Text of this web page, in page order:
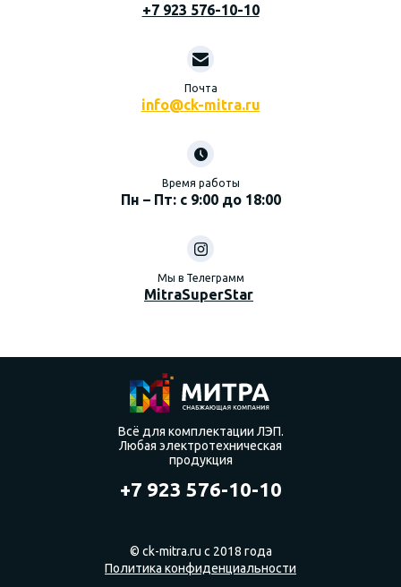
+7 923 576-10-10
Почта
info@ck-mitra.ru
Время работы
Пн – Пт: с 9:00 до 18:00
Мы в Телеграмм
MitraSuperStar
Всё для комплектации ЛЭП.
Любая электротехническая
продукция
+7 923 576-10-10
© ck-mitra.ru с 2018 года
Политика конфиденциальности